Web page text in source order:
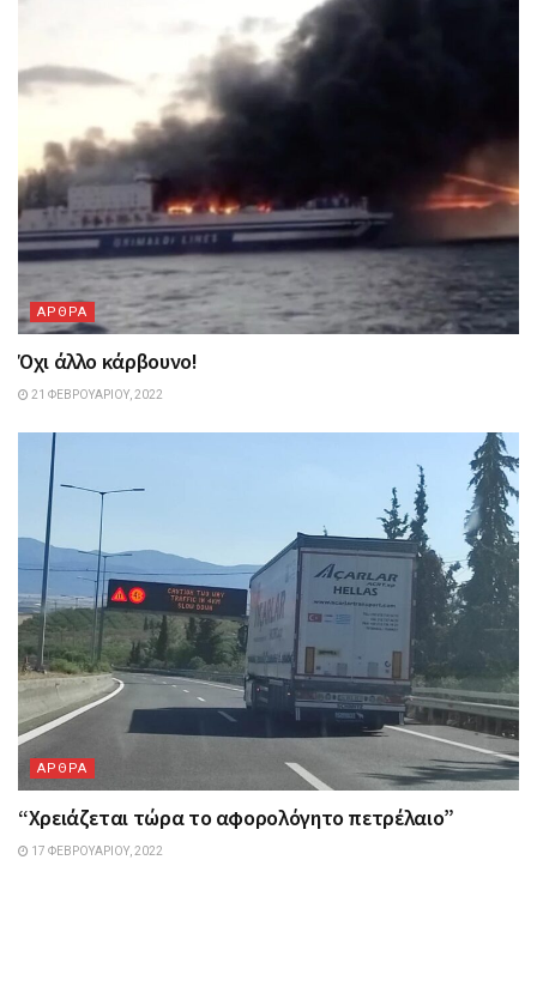
ΑΡΘΡΑ
Όχι άλλο κάρβουνο!
21 ΦΕΒΡΟΥΑΡΊΟΥ, 2022
ΑΡΘΡΑ
“Χρειάζεται τώρα το αφορολόγητο πετρέλαιο”
17 ΦΕΒΡΟΥΑΡΊΟΥ, 2022